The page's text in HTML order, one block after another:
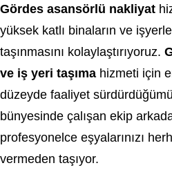
Gördes asansörlü nakliyat
yüksek katlı binaların ve
taşınmasını kolaylaştırıyoruz.
ve iş yeri taşıma hizmeti için
düzeyde faaliyet
bünyesinde çalışan ekip
profesyonelce eşyalarınızı
vermeden taşıyor.